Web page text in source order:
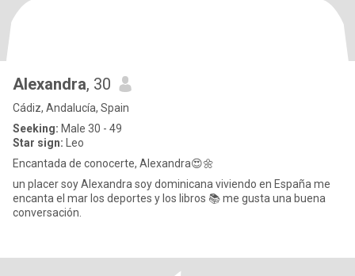
Alexandra, 30
Cádiz, Andalucía, Spain
Seeking: Male 30 - 49
Star sign: Leo
Encantada de conocerte, Alexandra😍🌼
un placer soy Alexandra soy dominicana viviendo en España me
encanta el mar los deportes y los libros 📚 me gusta una buena
conversación.